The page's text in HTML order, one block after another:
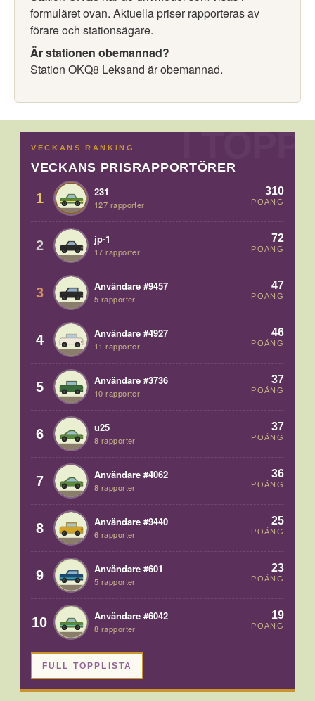
formuläret ovan. Aktuella priser rapporteras av
förare och stationsägare.
Är stationen obemannad?
Station OKQ8 Leksand är obemannad.
VECKANS RANKING
VECKANS PRISRAPPORTÖRER
1 231
127 rapporter
310
POÄNG
2 jp-1
17 rapporter
72
POÄNG
3 Användare #9457
5 rapporter
47
POÄNG
4 Användare #4927
11 rapporter
46
POÄNG
5 Användare #3736
10 rapporter
37
POÄNG
6 u25
8 rapporter
37
POÄNG
7 Användare #4062
8 rapporter
36
POÄNG
8 Användare #9440
6 rapporter
25
POÄNG
9 Användare #601
5 rapporter
23
POÄNG
10 Användare #6042
8 rapporter
19
POÄNG
FULL TOPPLISTA